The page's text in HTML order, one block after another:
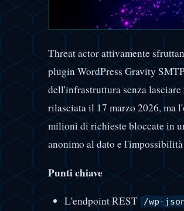
Threat actor attivamente
plugin WordPress Gravity
dell'infrastruttura senza
rilasciata il 17 marzo 2026, ma
milioni di richieste bloccate in
anonimo al dato e
Punti chiave
L'endpoint REST /wp-